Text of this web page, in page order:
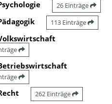
26 Einträge
113 Einträge
262 Einträge